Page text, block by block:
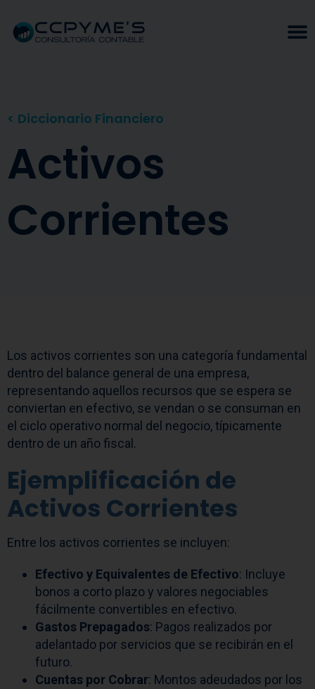
< Diccionario Financiero
Activos
Corrientes
Los activos corrientes son una categoría fundamental
dentro del balance general de una empresa,
representando aquellos recursos que se espera se
conviertan en efectivo, se vendan o se consuman en
el ciclo operativo normal del negocio, típicamente
dentro de un año fiscal.
Ejemplificación de
Activos Corrientes
Entre los activos corrientes se incluyen:
Efectivo y Equivalentes de Efectivo: Incluye
bonos a corto plazo y valores negociables
fácilmente convertibles en efectivo.
Gastos Prepagados: Pagos realizados por
adelantado por servicios que se recibirán en el
futuro.
Cuentas por Cobrar: Montos adeudados por los